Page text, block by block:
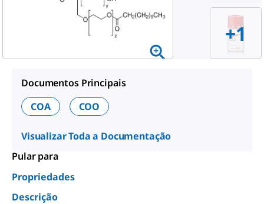
+1
Documentos Principais
COA
COO
Visualizar Toda a Documentação
Pular para
Propriedades
Descrição